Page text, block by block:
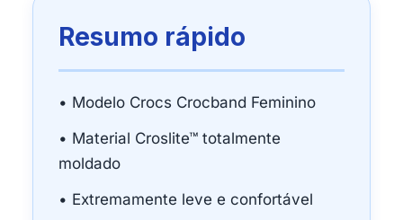
Resumo rápido
• Modelo Crocs Crocband Feminino
• Material Croslite™ totalmente
moldado
• Extremamente leve e confortável